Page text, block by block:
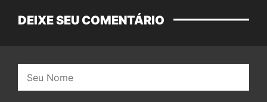
DEIXE SEU COMENTÁRIO